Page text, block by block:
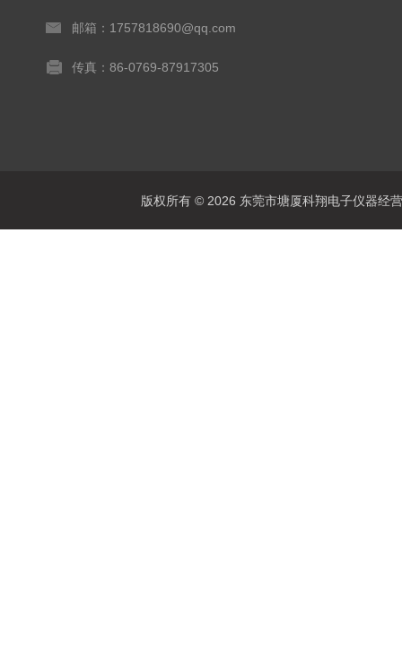
邮箱：1757818690@qq.com
传真：86-0769-87917305
版权所有 © 2026 东莞市塘厦科翔电子仪器